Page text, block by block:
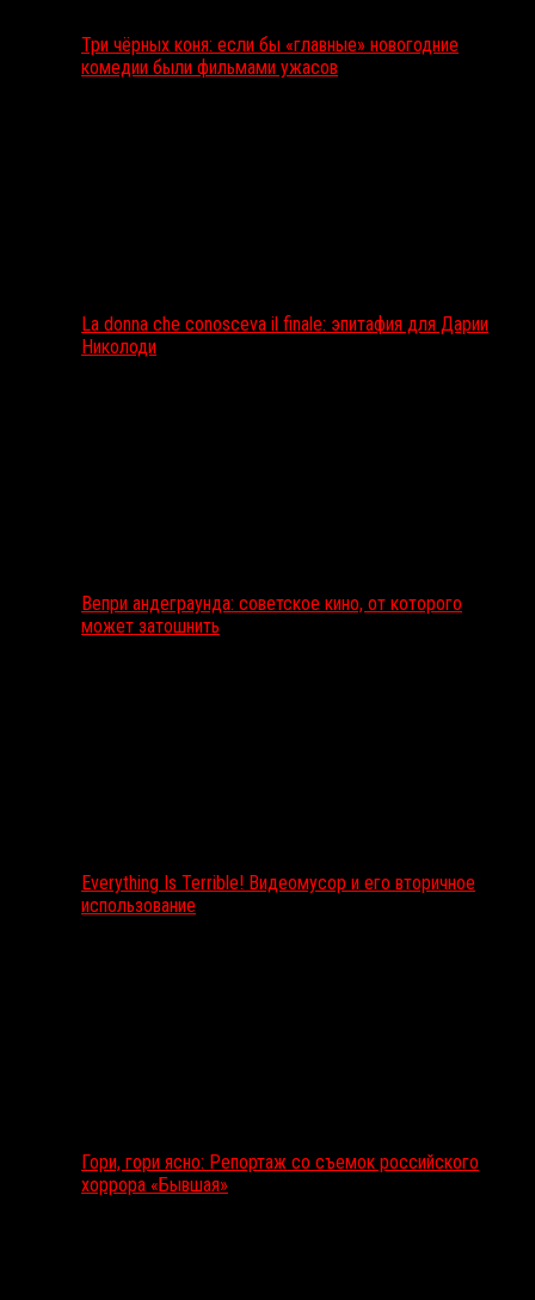
Три чёрных коня: если бы «главные» новогодние
комедии были фильмами ужасов
La donna che conosceva il finale: эпитафия для Дарии
Николоди
Вепри андеграунда: советское кино, от которого
может затошнить
Everything Is Terrible! Видеомусор и его вторичное
использование
Гори, гори ясно: Репортаж со съемок российского
хоррора «Бывшая»